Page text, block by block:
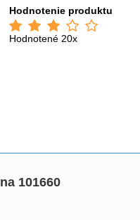
Hodnotenie produktu
Hodnotené 20x
101660